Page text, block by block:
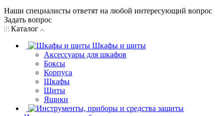
Наши специалисты ответят на любой интересующий вопрос
Задать вопрос
Каталог
Шкафы и щиты
Аксессуары для шкафов
Боксы
Корпуса
Шкафы
Щиты
Ящики